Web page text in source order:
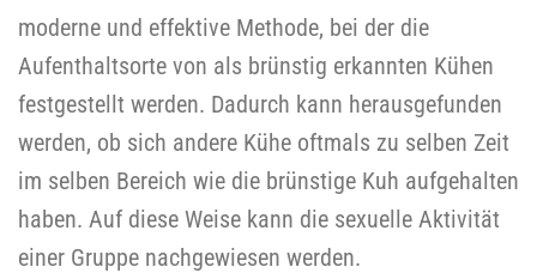
moderne und effektive Methode, bei der die
Aufenthaltsorte von als brünstig erkannten Kühen
festgestellt werden. Dadurch kann herausgefunden
werden, ob sich andere Kühe oftmals zu selben Zeit
im selben Bereich wie die brünstige Kuh aufgehalten
haben. Auf diese Weise kann die sexuelle Aktivität
einer Gruppe nachgewiesen werden.